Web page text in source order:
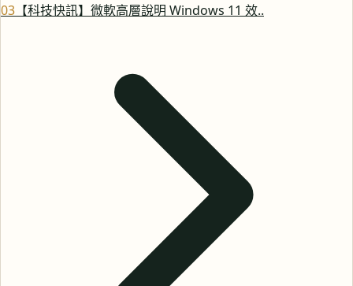
03 【科技快訊】微軟高層說明 Windows 11 效..